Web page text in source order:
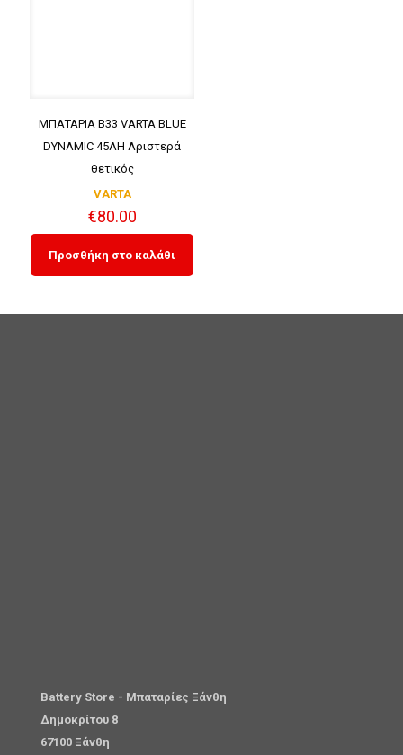
ΜΠΑΤΑΡΙΑ B33 VARTA BLUE
DYNAMIC 45AH Αριστερά
θετικός
VARTA
€80.00
Προσθήκη στο καλάθι
Battery Store - Μπαταρίες Ξάνθη
Δημοκρίτου 8
67100 Ξάνθη